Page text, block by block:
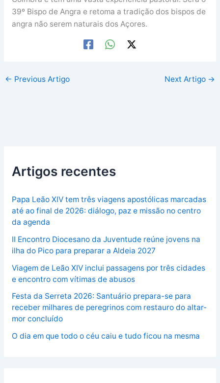
39º Bispo de Angra e retoma a tradição dos bispos de
angra não serem naturais dos Açores.
← Previous Artigo Next Artigo →
Artigos recentes
Papa Leão XIV tem três viagens apostólicas marcadas
até ao final de 2026: diálogo, paz e missão no centro
da agenda
II Encontro Diocesano da Juventude reúne jovens na
ilha do Pico para preparar a Aldeia 2027
Viagem de Leão XIV inclui passagens por três cidades
e encontro com vítimas de abusos
Festa da Serreta 2026: Santuário prepara-se para
receber milhares de peregrinos com restauro do altar-
mor concluído
O dia em que todo o céu caiu e tudo ficou na mesma